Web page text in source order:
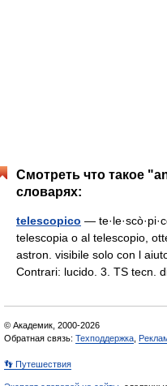
Смотреть что такое
словарях:
telescopico —
telescopia o al telescopio,
astron. visibile solo con l
Contrari: lucido. 3. TS
© Академик, 2000-2026
Обратная связь: Техподдержка
👣 Путешествия